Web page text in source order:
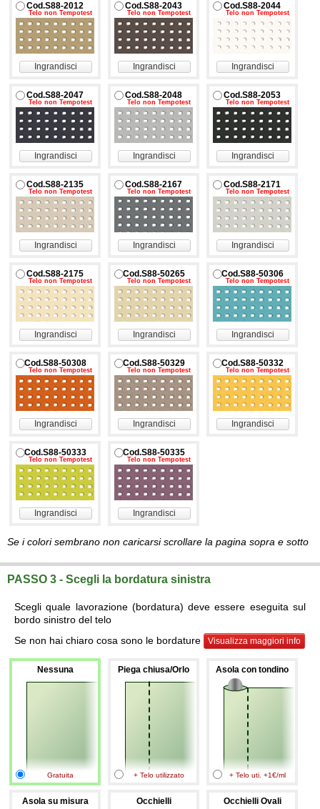
Cod.S88-2012
Telo non Tempotest
Ingrandisci
Cod.S88-2043
Telo non Tempotest
Ingrandisci
Cod.S88-2044
Telo non Tempotest
Ingrandisci
Cod.S88-2047
Telo non Tempotest
Ingrandisci
Cod.S88-2048
Telo non Tempotest
Ingrandisci
Cod.S88-2053
Telo non Tempotest
Ingrandisci
Cod.S88-2135
Telo non Tempotest
Ingrandisci
Cod.S88-2167
Telo non Tempotest
Ingrandisci
Cod.S88-2171
Telo non Tempotest
Ingrandisci
Cod.S88-2175
Telo non Tempotest
Ingrandisci
Cod.S88-50265
Telo non Tempotest
Ingrandisci
Cod.S88-50306
Telo non Tempotest
Ingrandisci
Cod.S88-50308
Telo non Tempotest
Ingrandisci
Cod.S88-50329
Telo non Tempotest
Ingrandisci
Cod.S88-50332
Telo non Tempotest
Ingrandisci
Cod.S88-50333
Telo non Tempotest
Ingrandisci
Cod.S88-50335
Telo non Tempotest
Ingrandisci
Se i colori sembrano non caricarsi scrollare la pagina sopra e sotto
PASSO 3 - Scegli la bordatura sinistra
Scegli quale lavorazione (bordatura) deve essere eseguita sul
bordo sinistro del telo
Se non hai chiaro cosa sono le bordature
Visualizza maggiori info
Nessuna
Gratuita
Piega chiusa/Orlo
+ Telo utilizzato
Asola con tondino
+ Telo uti. +1€/ml
Asola su misura Occhielli Occhielli Ovali